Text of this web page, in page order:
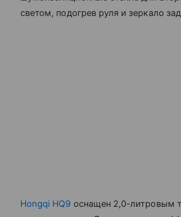
светом, подогрев руля и зеркало
Hongqi HQ9 оснащен 2,0-литровым